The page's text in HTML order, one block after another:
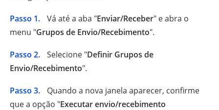
Passo 1. Vá até a aba "Enviar/Receber" e abra o
menu "Grupos de Envio/Recebimento".
Passo 2. Selecione "Definir Grupos de
Envio/Recebimento".
Passo 3.
Quando a nova janela aparecer, confirme
que a opção "Executar envio/recebimento